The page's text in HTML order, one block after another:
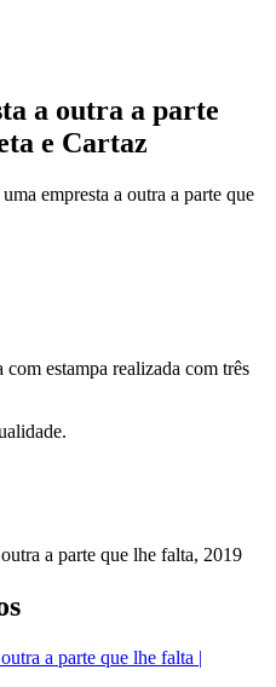
a outra a parte
e Cartaz
empresta a outra a parte que
estampa realizada com três
a parte que lhe falta, 2019